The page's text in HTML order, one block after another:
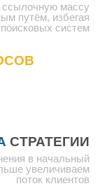
массу
путём, избегая
систем
СТРАТЕГИИ
в начальный
увеличиваем
поток клиентов